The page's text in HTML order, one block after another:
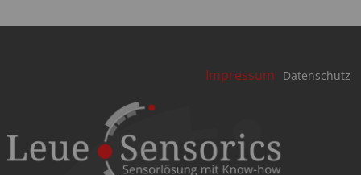
Navigation
überspringen
Impressum Datenschutz